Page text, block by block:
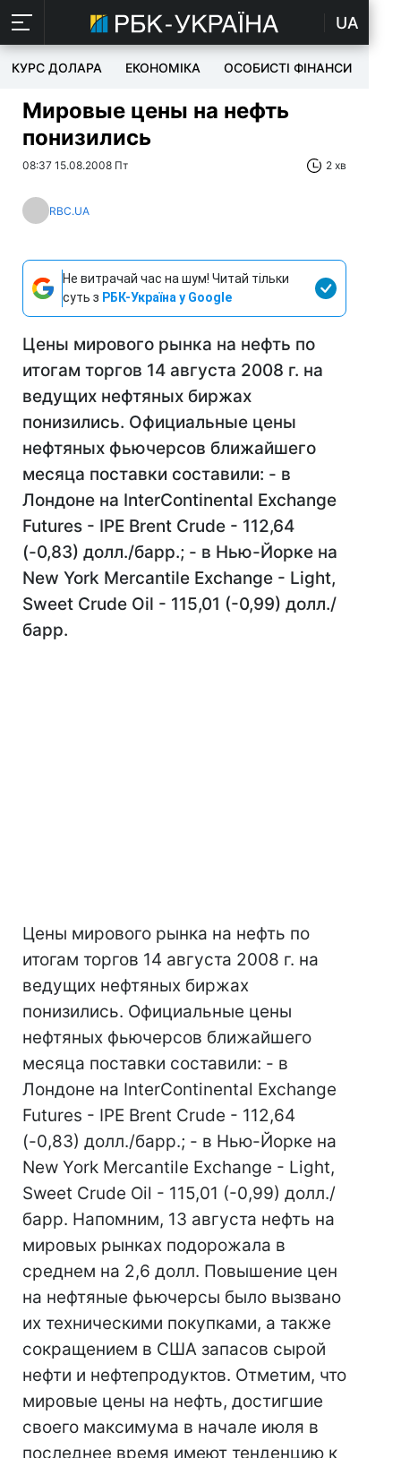
UA
КУРС ДОЛАРА ЕКОНОМІКА ОСОБИСТІ ФІНАНСИ
Мировые цены на нефть
понизились
08:37 15.08.2008 Пт 2 хв
RBC.UA
Не витрачай час на шум! Читай тільки
суть з РБК-Україна у Google
Цены мирового рынка на нефть по
итогам торгов 14 августа 2008 г. на
ведущих нефтяных биржах
понизились. Официальные цены
нефтяных фьючерсов ближайшего
месяца поставки составили: - в
Лондоне на InterContinental Exchange
Futures - IPE Brent Crude - 112,64
(-0,83) долл./барр.; - в Нью-Йорке на
New York Mercantile Exchange - Light,
Sweet Crude Oil - 115,01 (-0,99) долл./
барр.
Цены мирового рынка на нефть по
итогам торгов 14 августа 2008 г. на
ведущих нефтяных биржах
понизились. Официальные цены
нефтяных фьючерсов ближайшего
месяца поставки составили: - в
Лондоне на InterContinental Exchange
Futures - IPE Brent Crude - 112,64
(-0,83) долл./барр.; - в Нью-Йорке на
New York Mercantile Exchange - Light,
Sweet Crude Oil - 115,01 (-0,99) долл./
барр. Напомним, 13 августа нефть на
мировых рынках подорожала в
среднем на 2,6 долл. Повышение цен
на нефтяные фьючерсы было вызвано
их техническими покупками, а также
сокращением в США запасов сырой
нефти и нефтепродуктов. Отметим, что
мировые цены на нефть, достигшие
своего максимума в начале июля в
последнее время имеют тенденцию к